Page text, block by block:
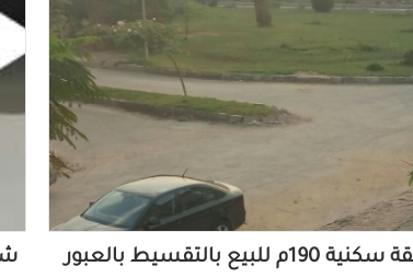
شقة سكنية 190م للبيع بالتقسيط بالعبور